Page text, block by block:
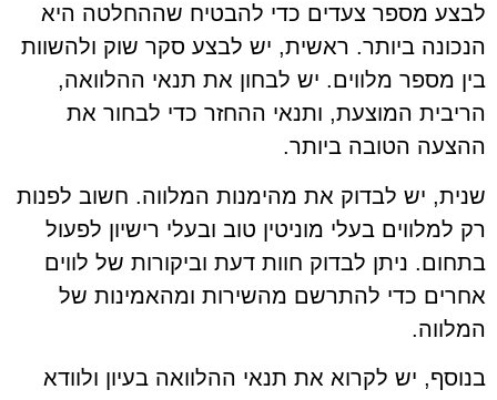
לבצע מספר צעדים כדי להבטיח שההחלטה היא
הנכונה ביותר. ראשית, יש לבצע סקר שוק ולהשוות
בין מספר מלווים. יש לבחון את תנאי ההלוואה,
הריבית המוצעת, ותנאי ההחזר כדי לבחור את
ההצעה הטובה ביותר.
שנית, יש לבדוק את מהימנות המלווה. חשוב לפנות
רק למלווים בעלי מוניטין טוב ובעלי רישיון לפעול
בתחום. ניתן לבדוק חוות דעת וביקורות של לווים
אחרים כדי להתרשם מהשירות ומהאמינות של
המלווה.
בנוסף, יש לקרוא את תנאי ההלוואה בעיון ולוודא